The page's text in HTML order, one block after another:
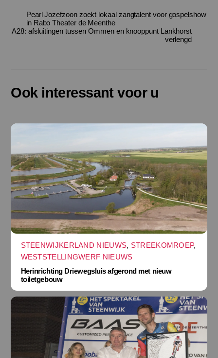
Pearl Jozefzoon zoekt lokaal zangtalent voor gospelshow
in Rabo Theater de Meenthe
A28: afsluitingen tussen Ommen en knooppunt Lankhorst
verlengd
Ook interessant voor u
STEENWIJKERLAND NIEUWS, STREEKOMROEP,
WESTSTELLINGWERF NIEUWS
Herinrichting Driewegsluis afgerond met nieuw
toiletgebouw